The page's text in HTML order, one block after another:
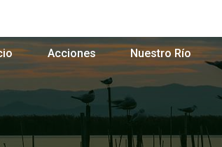
Acciones Nuestro Río